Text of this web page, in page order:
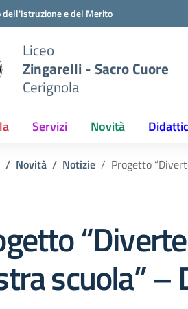
e del Merito
Liceo
Zingarelli - Sacro Cuore
Cerignola
Servizi Novità
Novità Notizie Progetto
scuola” –